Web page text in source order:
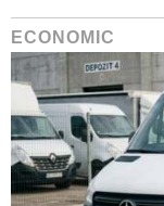
ECONOMIC